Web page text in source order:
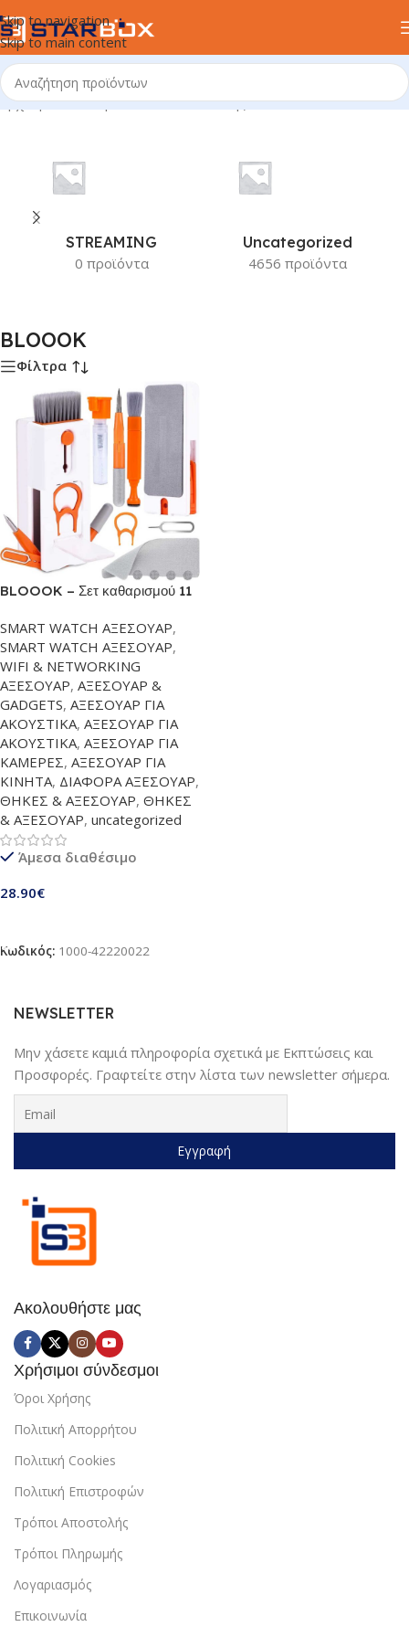
Skip to navigation
Skip to main content
Αρχική σελίδα/Προϊόν Κατασκευαστής/BLOOOK
STREAMING
0 προϊόντα
Uncategorized
4656 προϊόντα
BLOOOK
Φίλτρα
BLOOOK – Σετ καθαρισμού 11
πληκτρολογίου | Στυλό βούρτσας
καθαρισμού για τεχνολογία
Gadget Airpods | Ακουστικά
φορητού υπολογιστή | Οθόνη
κινητού τηλεφώνου | Ακουστικό
Smartphone
SMART WATCH ΑΞΕΣΟΥΑΡ,
SMART WATCH ΑΞΕΣΟΥΑΡ,
WIFI & NETWORKING
ΑΞΕΣΟΥΑΡ, ΑΞΕΣΟΥΑΡ &
GADGETS, ΑΞΕΣΟΥΑΡ ΓΙΑ
ΑΚΟΥΣΤΙΚΑ, ΑΞΕΣΟΥΑΡ ΓΙΑ
ΑΚΟΥΣΤΙΚΑ, ΑΞΕΣΟΥΑΡ ΓΙΑ
ΚΑΜΕΡΕΣ, ΑΞΕΣΟΥΑΡ ΓΙΑ
ΚΙΝΗΤΑ, ΔΙΑΦΟΡΑ ΑΞΕΣΟΥΑΡ,
ΘΗΚΕΣ & ΑΞΕΣΟΥΑΡ, ΘΗΚΕΣ
& ΑΞΕΣΟΥΑΡ, uncategorized
Άμεσα διαθέσιμο
28.90€
Κωδικός: 1000-42220022
Ακολουθήστε μας
Χρήσιμοι σύνδεσμοι
Όροι Χρήσης
Πολιτική Απορρήτου
Πολιτική Cookies
Πολιτική Επιστροφών
Τρόποι Αποστολής
Τρόποι Πληρωμής
Λογαριασμός
Επικοινωνία
NEWSLETTER
Μην χάσετε καμιά πληροφορία σχετικά με Εκπτώσεις και
Προσφορές. Γραφτείτε στην λίστα των newsletter σήμερα.